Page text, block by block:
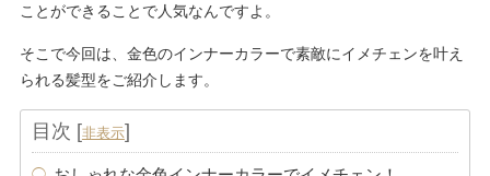
ことができることで人気なんですよ。
そこで今回は、金色のインナーカラーで素敵にイメチェンを叶え
られる髪型をご紹介します。
目次 [非表示]